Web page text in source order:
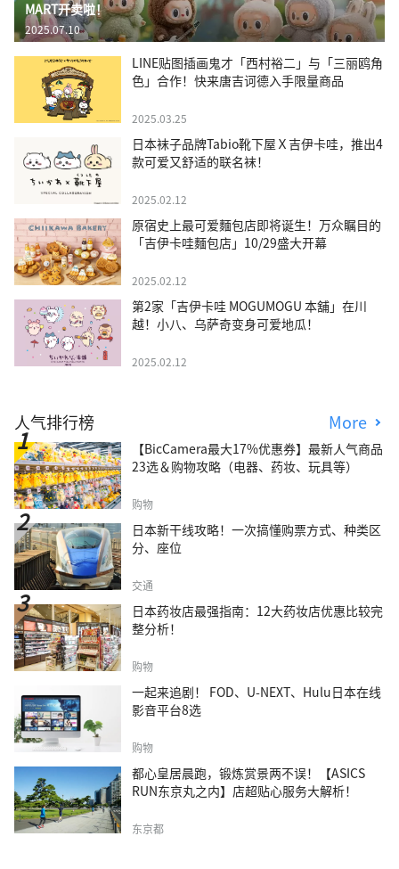
MART开卖啦！
2025.07.10
LINE贴图插画鬼才「西村裕二」与「三丽鸥角
色」合作！快来唐吉诃德入手限量商品
2025.03.25
日本袜子品牌Tabio靴下屋Ｘ吉伊卡哇，推出4
款可爱又舒适的联名袜！
2025.02.12
原宿史上最可爱麵包店即将诞生！万众瞩目的
「吉伊卡哇麵包店」10/29盛大开幕
2025.02.12
第2家「吉伊卡哇 MOGUMOGU 本舖」在川
越！小八、乌萨奇变身可爱地瓜！
2025.02.12
人气排行榜 More
【BicCamera最大17%优惠券】最新人气商品
23选＆购物攻略（电器、药妆、玩具等）
购物
日本新干线攻略！一次搞懂购票方式、种类区
分、座位
交通
日本药妆店最强指南：12大药妆店优惠比较完
整分析！
购物
一起来追剧！ FOD、U-NEXT、Hulu日本在线
影音平台8选
购物
都心皇居晨跑，锻炼赏景两不误！【ASICS
RUN东京丸之内】店超贴心服务大解析！
东京都